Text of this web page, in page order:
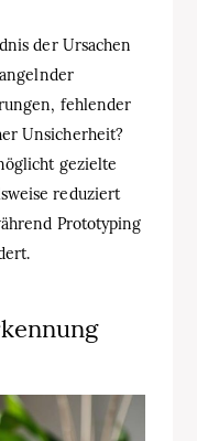
der Ursachen
fehlender
Unsicherheit?
gezielte
reduziert
Prototyping